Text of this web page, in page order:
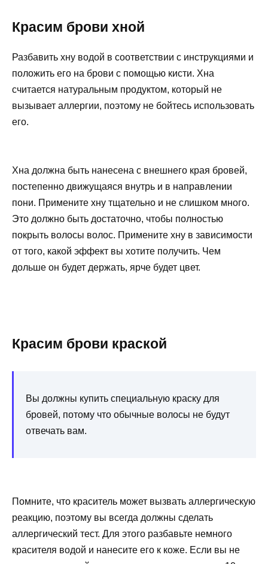
Красим брови хной
Разбавить хну водой в соответствии с инструкциями и
положить его на брови с помощью кисти. Хна
считается натуральным продуктом, который не
вызывает аллергии, поэтому не бойтесь использовать
его.
Хна должна быть нанесена с внешнего края бровей,
постепенно движущаяся внутрь и в направлении
пони. Примените хну тщательно и не слишком много.
Это должно быть достаточно, чтобы полностью
покрыть волосы волос. Примените хну в зависимости
от того, какой эффект вы хотите получить. Чем
дольше он будет держать, ярче будет цвет.
Красим брови краской
Вы должны купить специальную краску для
бровей, потому что обычные волосы не будут
отвечать вам.
Помните, что краситель может вызвать аллергическую
реакцию, поэтому вы всегда должны сделать
аллергический тест. Для этого разбавьте немного
красителя водой и нанесите его к коже. Если вы не